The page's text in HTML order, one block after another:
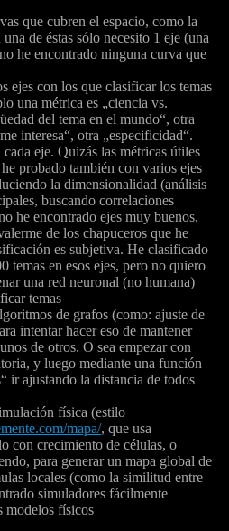
que cubren el espacio, como la
de éstas sólo necesito 1 eje (una
he encontrado ninguna curva que
ejes con los que clasificar los temas
una métrica es „ciencia vs.
del tema en el mundo“, otra
interesa“, otra „especificidad“.
eje. Quizás las métricas útiles
probado también con varios ejes
la dimensionalidad (análisis
buscando correlaciones
he encontrado ejes muy buenos,
de los chapuceros que he
es subjetiva. He clasificado
temas en esos ejes, pero no quiero
una red neuronal (no humana)
temas
de grafos (como: ajuste de
intentar hacer eso de mantener
de otros. O sea empezar con
y luego mediante una función
ir ajustando la distancia de todos
física (estilo
mapa/, que usa
con crecimiento de células, o
para generar un mapa global de
locales (como la similitud entre
simuladores fácilmente
modelos físicos